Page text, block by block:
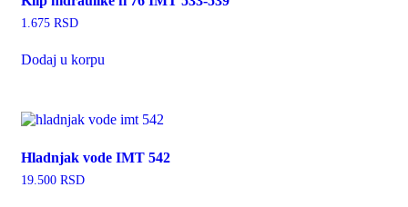
1.675 RSD
Dodaj u korpu
Hladnjak vode IMT 542
19.500 RSD